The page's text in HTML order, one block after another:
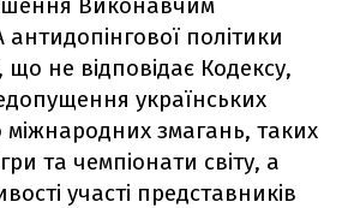
антидопінгової політики
не відповідає Кодексу,
українських
міжнародних змагань, таких
та чемпіонати світу, а
участі представників